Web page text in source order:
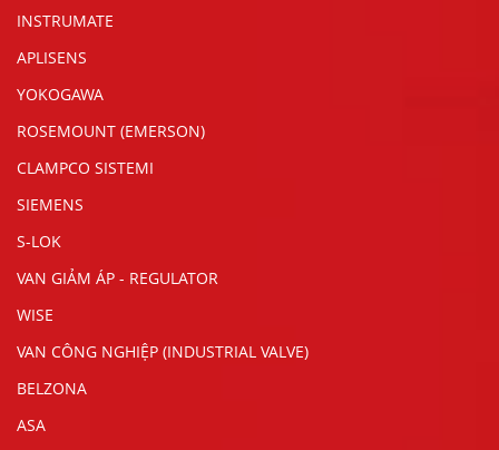
INSTRUMATE
APLISENS
YOKOGAWA
ROSEMOUNT (EMERSON)
CLAMPCO SISTEMI
SIEMENS
S-LOK
VAN GIẢM ÁP - REGULATOR
WISE
VAN CÔNG NGHIỆP (INDUSTRIAL VALVE)
BELZONA
ASA